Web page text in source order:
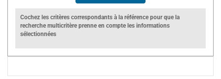
Cochez les critères correspondants à la référence pour que la
recherche multicritère prenne en compte les informations
sélectionnées